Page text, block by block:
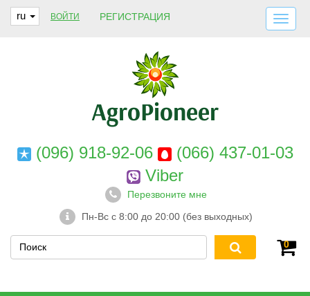
ru ВОЙТИ РЕГИСТРАЦИЯ
ДОСТАВКА И ОПЛАТА
О НАС
ГАРАНТИИ
КОНТАКТЫ
(096) 918-92-06
(066) 437-01-03
Viber
Перезвоните мне
Пн-Вс с 8:00 до 20:00 (без выходных)
0